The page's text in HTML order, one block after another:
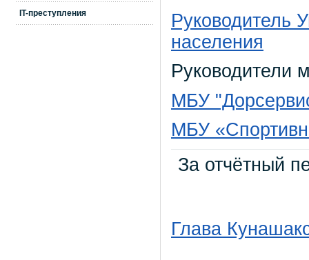
IT-преступления
Руководитель
населения
Руководители
МБУ
МБУ
За отчётный
Глава